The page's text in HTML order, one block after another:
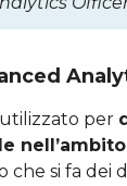
per
che si fa dei